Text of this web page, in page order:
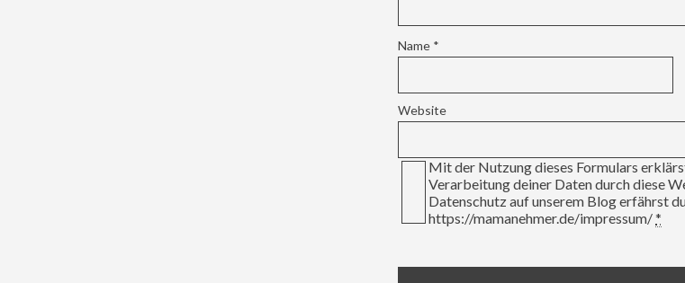
Name *
Website
Mit der Nutzung dieses Formulars
Verarbeitung deiner Daten durch diese
Datenschutz auf unserem Blog erfährst
https://mamanehmer.de/impressum/*